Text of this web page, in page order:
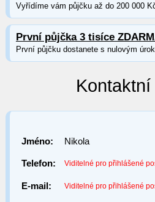
Vyřídíme vám půjčku až do 200 000
První půjčka 3 tisíce
První půjčku dostanete s nulovým
Kontaktní
Jméno: Nikola
Telefon: Viditelné pro přihlášené
E-mail: Viditelné pro přihlášené